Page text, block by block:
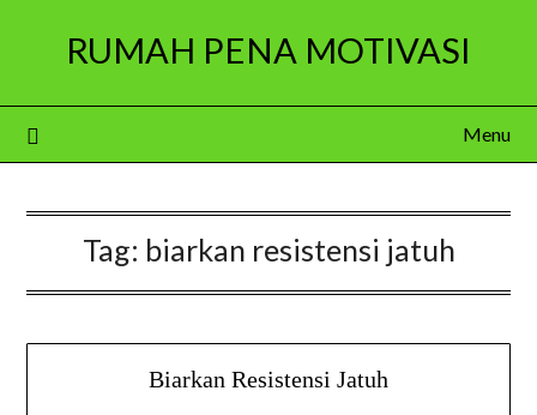
RUMAH PENA MOTIVASI
Menu
Tag: biarkan resistensi jatuh
Biarkan Resistensi Jatuh